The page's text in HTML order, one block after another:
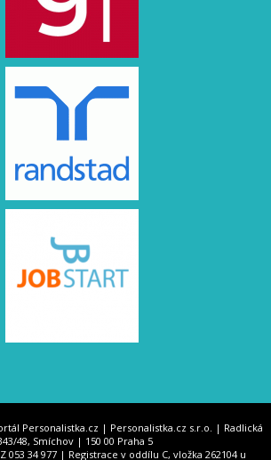
Personalistka.cz | Personalistka.cz s.r.o. | Radlická
48, Smíchov | 150 00 Praha 5
053 34 977 | Registrace v oddílu C, vložka 262104 u